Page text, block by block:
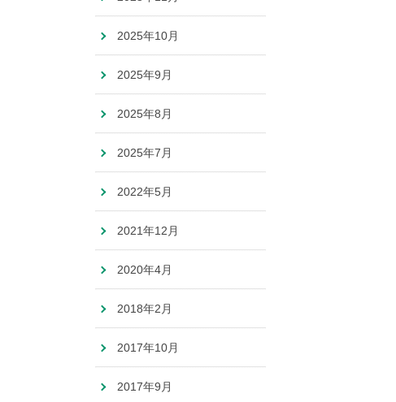
2025年10月
2025年9月
2025年8月
2025年7月
2022年5月
2021年12月
2020年4月
2018年2月
2017年10月
2017年9月